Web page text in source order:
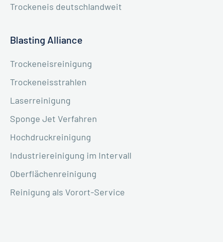
Trockeneis deutschlandweit
Blasting Alliance
Trockeneisreinigung
Trockeneisstrahlen
Laserreinigung
Sponge Jet Verfahren
Hochdruckreinigung
Industriereinigung im Intervall
Oberflächenreinigung
Reinigung als Vorort-Service